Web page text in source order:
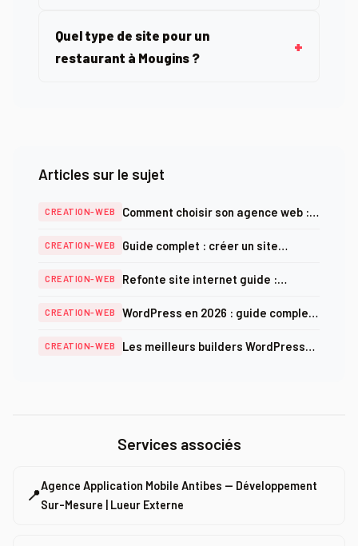
Quel type de site pour un
restaurant à Mougins ?
Articles sur le sujet
CREATION-WEB
Comment choisir son agence web :
2025
CREATION-WEB
Guide complet : créer un site
CREATION-WEB
Refonte site internet guide :
SEO 2025
CREATION-WEB
WordPress en 2026 : guide complet
CREATION-WEB
Les meilleurs builders WordPress
Services associés
📍
Agence Application Mobile Antibes — Développement
Sur-Mesure | Lueur Externe